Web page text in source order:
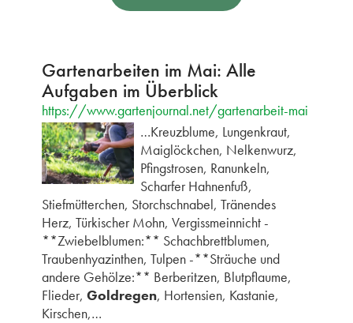
Gartenarbeiten im Mai: Alle
Aufgaben im Überblick
https://www.gartenjournal.net/gartenarbeit-mai
…Kreuzblume, Lungenkraut,
Maiglöckchen, Nelkenwurz,
Pfingstrosen, Ranunkeln,
Scharfer Hahnenfuß,
Stiefmütterchen, Storchschnabel, Tränendes
Herz, Türkischer Mohn, Vergissmeinnicht -
**Zwiebelblumen:** Schachbrettblumen,
Traubenhyazinthen, Tulpen -**Sträuche und
andere Gehölze:** Berberitzen, Blutpflaume,
Flieder, Goldregen, Hortensien, Kastanie,
Kirschen,…